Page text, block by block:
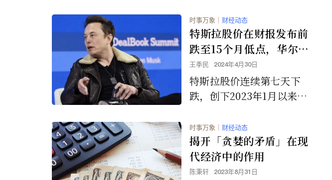
时事万象 ｜ 财经动态
特斯拉股价在财报发布前
跌至15个月低点，华尔街
担心降价、裁员
王季民 2024年4月30日
特斯拉股价连续第七天下
跌，创下2023年1月以来的
加剧了人们对该公司周二发
布第一季度收益报告的担
忧。
时事万象 ｜ 财经动态
揭开「贪婪的矛盾」在现
代经济中的作用
陈秉轩 2023年8月31日